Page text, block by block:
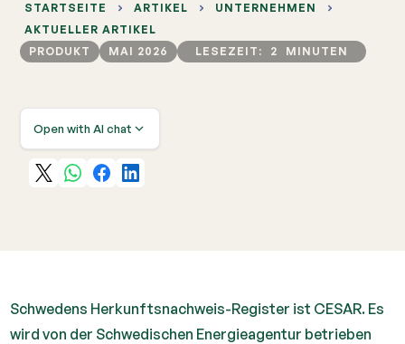
STARTSEITE ARTIKEL
UNTERNEHMEN
AKTUELLER ARTIKEL
PRODUKT
MAI 2026 LESEZEIT: 2 MINUTEN
Open with AI chat
Schwedens Herkunftsnachweis-Register ist CESAR. Es
wird von der Schwedischen Energieagentur betrieben